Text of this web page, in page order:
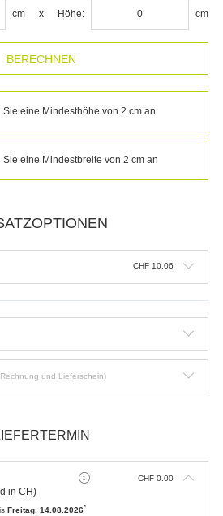
cm x Höhe: cm
Sie eine Mindesthöhe von 2 cm an
Sie eine Mindestbreite von 2 cm an
CHF 10.06
und Lieferschein)
in CH)
CHF 0.00
Freitag, 14.08.2026*